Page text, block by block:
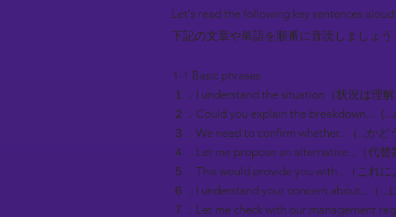
Let's read the following key sentences aloud!
下記の文章や単語を順番に音読しましょう
1-1 Basic phrases
１．I understand the situation（状況は理解
２．Could you explain the breakdown...（
３．We need to confirm whether...（...かど
４．Let me propose an alternative...（代替
５．This would provide you with...（これ
６．I understand your concern about...（...
７．Let me check with our management